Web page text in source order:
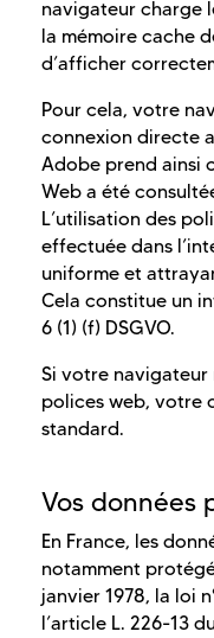
navigateur charge
la mémoire cache
d’afficher
Pour cela, votre
connexion directe
Adobe prend ainsi
Web a été
L’utilisation des
effectuée dans
uniforme et
Cela constitue un
6 (1) (f) DSGVO.
Si votre navigateur
polices web, votre
standard.
Vos données
En France, les
notamment
janvier 1978, la loi
l’article L. 226-13